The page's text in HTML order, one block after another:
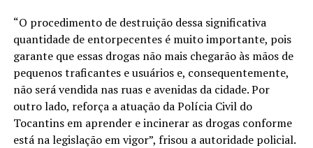
“O procedimento de destruição dessa significativa
quantidade de entorpecentes é muito importante, pois
garante que essas drogas não mais chegarão às mãos de
pequenos traficantes e usuários e, consequentemente,
não será vendida nas ruas e avenidas da cidade. Por
outro lado, reforça a atuação da Polícia Civil do
Tocantins em aprender e incinerar as drogas conforme
está na legislação em vigor”, frisou a autoridade policial.